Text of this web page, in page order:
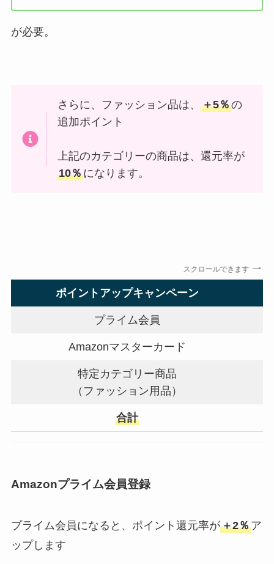
が必要。
さらに、ファッション品は、＋5％の
追加ポイント
上記のカテゴリーの商品は、還元率が
10％になります。
スクロールできます
ポイントアップキャンペーン
プライム会員
Amazonマスターカード
特定カテゴリー商品
（ファッション用品）
合計
Amazonプライム会員登録
プライム会員になると、ポイント還元率が＋2％ア
ップします